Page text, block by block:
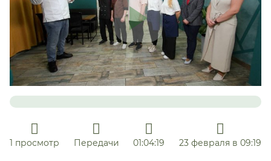
1 просмотр Передачи 01:04:19 23 февраля в 09:19